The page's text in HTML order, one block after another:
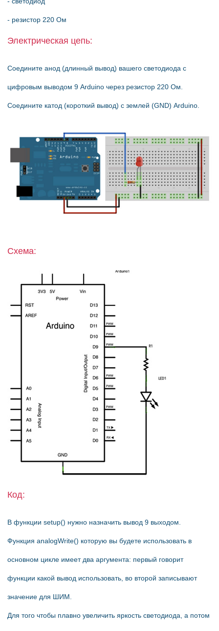
- резистор 220 Ом
Электрическая цепь:
Соедините анод (длинный вывод) вашего светодиода с
цифровым выводом 9 Arduino через резистор 220 Ом.
Соедините катод (короткий вывод) с землей (GND) Arduino.
Схема:
Код:
В функции setup() нужно назначить вывод 9 выходом.
Функция analogWrite() которую вы будете использовать в
основном цикле имеет два аргумента: первый говорит
функции какой вывод использовать, во второй записывают
значение для ШИМ.
Для того чтобы плавно увеличить яркость светодиода, а потом